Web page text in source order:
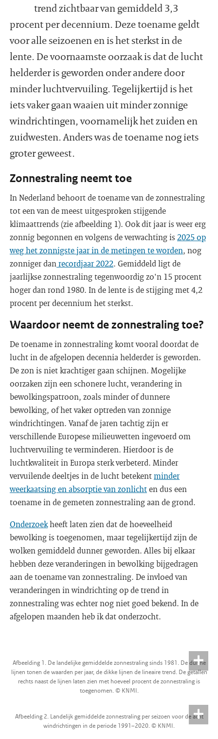
trend zichtbaar van gemiddeld 3,3
procent per decennium. Deze toename geldt
voor alle seizoenen en is het sterkst in de
lente. De voornaamste oorzaak is dat de lucht
helderder is geworden onder andere door
minder luchtvervuiling. Tegelijkertijd is het
iets vaker gaan waaien uit minder zonnige
windrichtingen, voornamelijk het zuiden en
zuidwesten. Anders was de toename nog iets
groter geweest.
Zonnestraling neemt toe
In Nederland behoort de toename van de zonnestraling
tot een van de meest uitgesproken stijgende
klimaattrends (zie afbeelding 1). Ook dit jaar is weer erg
zonnig begonnen en volgens de verwachting is 2025 op
weg het zonnigste jaar in de metingen te worden, nog
zonniger dan recordjaar 2022. Gemiddeld ligt de
jaarlijkse zonnestraling tegenwoordig zo'n 15 procent
hoger dan rond 1980. In de lente is de stijging met 4,2
procent per decennium het sterkst.
Waardoor neemt de zonnestraling toe?
De toename in zonnestraling komt vooral doordat de
lucht in de afgelopen decennia helderder is geworden.
De zon is niet krachtiger gaan schijnen. Mogelijke
oorzaken zijn een schonere lucht, verandering in
bewolkingspatroon, zoals minder of dunnere
bewolking, of het vaker optreden van zonnige
windrichtingen. Vanaf de jaren tachtig zijn er
verschillende Europese milieuwetten ingevoerd om
luchtvervuiling te verminderen. Hierdoor is de
luchtkwaliteit in Europa sterk verbeterd. Minder
vervuilende deeltjes in de lucht betekentminder
weerkaatsing en absorptie van zonlichten dus een
toename in de gemeten zonnestraling aan de grond.
Onderzoekheeft laten zien dat de hoeveelheid
bewolking is toegenomen, maar tegelijkertijd zijn de
wolken gemiddeld dunner geworden. Alles bij elkaar
hebben deze veranderingen in bewolking bijgedragen
aan de toename van zonnestraling. De invloed van
veranderingen in windrichting op de trend in
zonnestraling was echter nog niet goed bekend. In de
afgelopen maanden heb ik dat onderzocht.
Afbeelding 1. De landelijke gemiddelde zonnestraling sinds 1981. De dunne
lijnen tonen de waarden per jaar, de dikke lijnen de lineaire trend. De getallen
rechts naast de lijnen laten zien met hoeveel procent de zonnestraling is
toegenomen. © KNMI.
Afbeelding 2. Landelijk gemiddelde zonnestraling per seizoen voor de acht
windrichtingen in de periode 1991–2020. © KNMI.